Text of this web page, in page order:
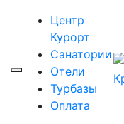
Центр
Курорт
Санатории
Отели
Турбазы
Оплата